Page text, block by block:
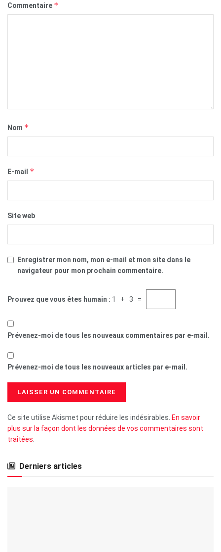
Commentaire *
Nom *
E-mail *
Site web
Enregistrer mon nom, mon e-mail et mon site dans le
navigateur pour mon prochain commentaire.
Prouvez que vous êtes humain : 1 + 3 =
Prévenez-moi de tous les nouveaux commentaires par e-mail.
Prévenez-moi de tous les nouveaux articles par e-mail.
Ce site utilise Akismet pour réduire les indésirables. En savoir
plus sur la façon dont les données de vos commentaires sont
traitées.
Derniers articles